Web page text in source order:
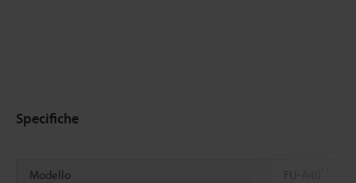
Specifiche
Modello FU-A40